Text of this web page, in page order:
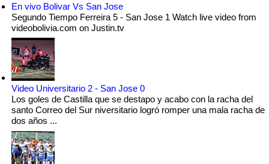
En vivo Bolivar Vs San Jose
Segundo Tiempo Ferreira 5 - San Jose 1 Watch live video from
videobolivia.com on Justin.tv
Video Universitario 2 - San Jose 0
Los goles de Castilla que se destapo y acabo con la racha del
santo Correo del Sur niversitario logró romper una mala racha de
dos años ...